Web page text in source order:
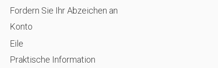
Fordern Sie Ihr Abzeichen an
Konto
Eile
Praktische Information